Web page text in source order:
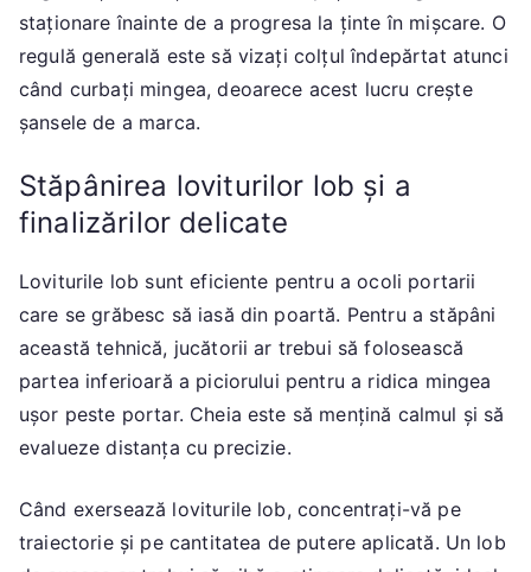
staționare înainte de a progresa la ținte în mișcare. O
regulă generală este să vizați colțul îndepărtat atunci
când curbați mingea, deoarece acest lucru crește
șansele de a marca.
Stăpânirea loviturilor lob și a
finalizărilor delicate
Loviturile lob sunt eficiente pentru a ocoli portarii
care se grăbesc să iasă din poartă. Pentru a stăpâni
această tehnică, jucătorii ar trebui să folosească
partea inferioară a piciorului pentru a ridica mingea
ușor peste portar. Cheia este să mențină calmul și să
evalueze distanța cu precizie.
Când exersează loviturile lob, concentrați-vă pe
traiectorie și pe cantitatea de putere aplicată. Un lob